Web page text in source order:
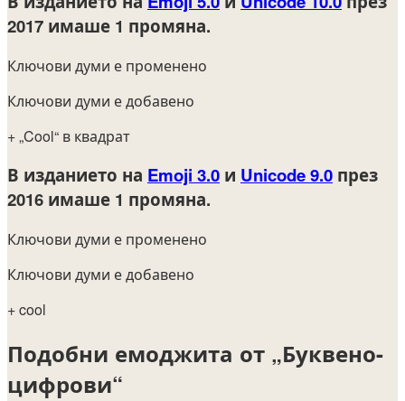
2017 имаше 1 промяна.
Ключови думи е променено
Ключови думи е добавено
+ „Cool“ в квадрат
В изданието на Emoji 3.0 и Unicode 9.0 през
2016 имаше 1 промяна.
Ключови думи е променено
Ключови думи е добавено
+ cool
Подобни емоджита от „Буквено-
цифрови“